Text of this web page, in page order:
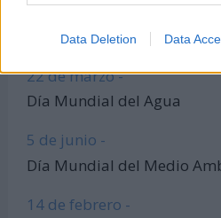
Data Deletion Data
8 de marzo -
Día Internacional de la
22 de marzo -
Día Mundial del Agua
5 de junio -
Día Mundial del Medio
14 de febrero -